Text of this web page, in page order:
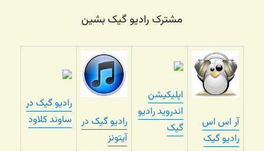
مشترک رادیو گیک بشین
آر اس اس
رادیو گیک
اپلیکیشن
اندروید رادیو
گیک
رادیو گیک در
آیتونز
رادیو گیک در
ساوند کلاود